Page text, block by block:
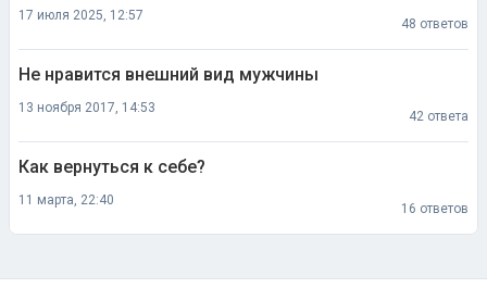
17 июля 2025, 12:57
48 ответов
Не нравится внешний вид мужчины
13 ноября 2017, 14:53
42 ответа
Как вернуться к себе?
11 марта, 22:40
16 ответов